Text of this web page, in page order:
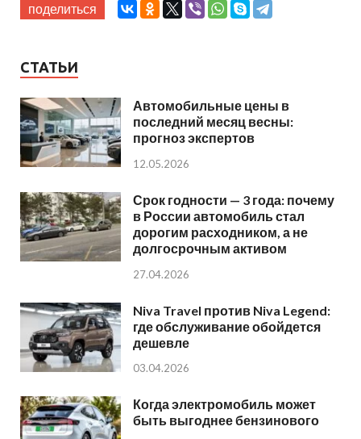
поделиться
СТАТЬИ
Автомобильные цены в
последний месяц весны:
прогноз экспертов
12.05.2026
Срок годности — 3 года: почему
в России автомобиль стал
дорогим расходником, а не
долгосрочным активом
27.04.2026
Niva Travel против Niva Legend:
где обслуживание обойдется
дешевле
03.04.2026
Когда электромобиль может
быть выгоднее бензинового